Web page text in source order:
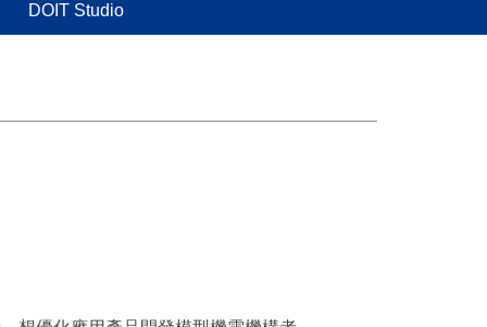
DOIT Studio